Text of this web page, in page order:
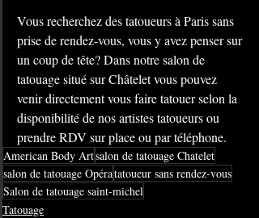
Vous recherchez des tatoueurs à Paris sans
prise de rendez-vous, vous y avez penser sur
un coup de tête? Dans notre salon de
tatouage situé sur Châtelet vous pouvez
venir directement vous faire tatouer selon la
disponibilité de nos artistes tatoueurs ou
prendre RDV sur place ou par téléphone.
American Body Artsalon de tatouage Chatelet
salon de tatouage Opératatoueur sans rendez-vous
Salon de tatouage saint-michel
Tatouage